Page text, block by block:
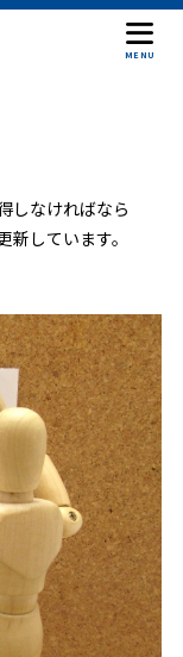
MENU
しなければなら
しています。